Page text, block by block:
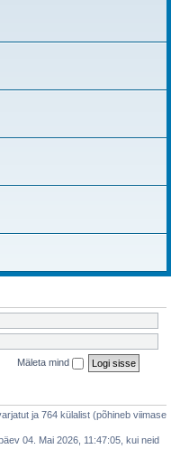
Mäleta mind
ja 764 külalist (põhineb viimase
04. Mai 2026, 11:47:05, kui neid